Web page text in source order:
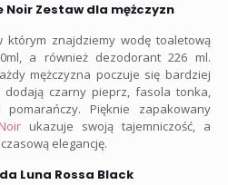
Noir Zestaw dla mężczyzn
którym znajdziemy wodę toaletową
a również dezodorant 226 ml.
mężczyzna poczuje się bardziej
dodają czarny pieprz, fasola tonka,
Pięknie zapakowany
ukazuje swoją tajemniczość, a
elegancję.
Luna Rossa Black